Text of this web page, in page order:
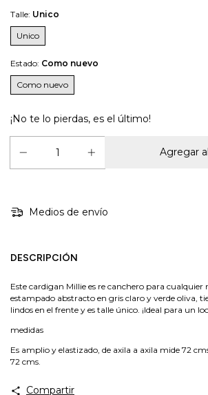
Talle: Unico
Unico
Estado: Como nuevo
Como nuevo
¡No te lo pierdas, es el último!
Medios de envío
DESCRIPCIÓN
Este cardigan Millie es re canchero para
estampado abstracto en gris claro y verde oliva,
lindos en el frente y es talle único. ¡Ideal para un
medidas
Es amplio y elastizado, de axila a axila mide 72
72 cms.
Compartir